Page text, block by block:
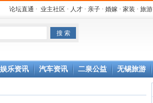
论坛直通 · 业主社区 · 人才 · 亲子 · 婚嫁 · 家装 · 旅游
娱乐资讯 汽车资讯 二泉公益 无锡旅游